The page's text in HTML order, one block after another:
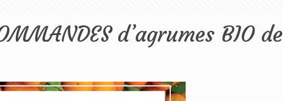
d’agrumes BIO de